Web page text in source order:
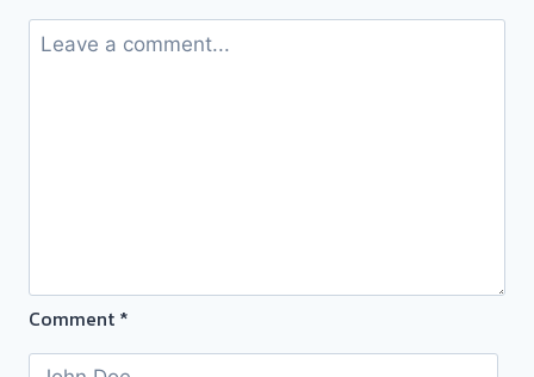
รับ
ไถ่ถอน
ตั๋ว
จ่าย
Comment *